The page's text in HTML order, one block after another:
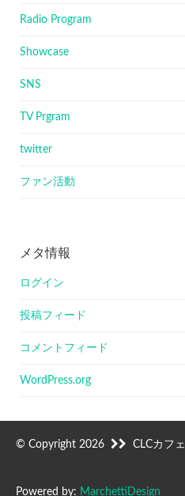
Radio Program
Showcase
SNS
TV Prgram
twitter
ファン活動
メタ情報
ログイン
投稿フィード
コメントフィード
WordPress.org
© Copyright 2026 CLCカフェ
Powered by: MarchettiDesign